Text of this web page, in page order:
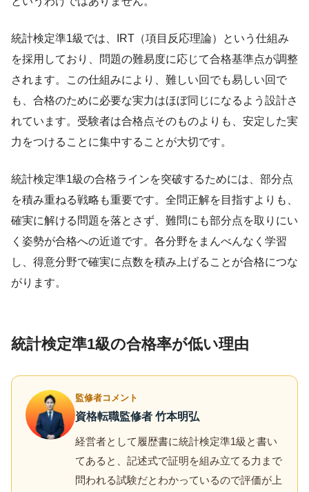
統計検定準1級では、IRT（項目反応理論）という仕組み
を採用しており、問題の難易度に応じて合格基準点が調整
されます。この仕組みにより、難しい回でも易しい回で
も、合格のために必要な実力はほぼ同じになるよう設計さ
れています。受験者は合格点そのものよりも、安定した実
力をつけることに集中することが大切です。
統計検定準1級の合格ラインを突破するためには、部分点
を積み重ねる戦略も重要です。全問正解を目指すよりも、
確実に解ける問題を落とさず、難問にも部分点を取りにい
く姿勢が合格への近道です。各分野をまんべんなく学習
し、得意分野で確実に点数を積み上げることが合格につな
がります。
統計検定準1級の合格率が低い理由
監修者コメント
資格転職監修者 竹本明弘
経営者として履歴書に統計検定準1級と書い
てあると、記述式で証明を組み立てる力まで
問われる試験だとわかっているので評価が上